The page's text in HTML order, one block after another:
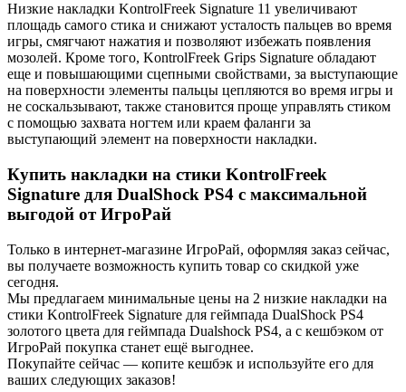
Низкие накладки KontrolFreek Signature 11 увеличивают
площадь самого стика и снижают усталость пальцев во время
игры, смягчают нажатия и позволяют избежать появления
мозолей. Кроме того, KontrolFreek Grips Signature обладают
еще и повышающими сцепными свойствами, за выступающие
на поверхности элементы пальцы цепляются во время игры и
не соскальзывают, также становится проще управлять стиком
с помощью захвата ногтем или краем фаланги за
выступающий элемент на поверхности накладки.
Купить накладки на стики KontrolFreek
Signature для DualShock PS4 c максимальной
выгодой от ИгроРай
Только в интернет-магазине ИгроРай, оформляя заказ сейчас,
вы получаете возможность купить товар со скидкой уже
сегодня.
Мы предлагаем минимальные цены на 2 низкие накладки на
стики KontrolFreek Signature для геймпада DualShock PS4
золотого цвета для геймпада Dualshock PS4, а с кешбэком от
ИгроРай покупка станет ещё выгоднее.
Покупайте сейчас — копите кешбэк и используйте его для
ваших следующих заказов!